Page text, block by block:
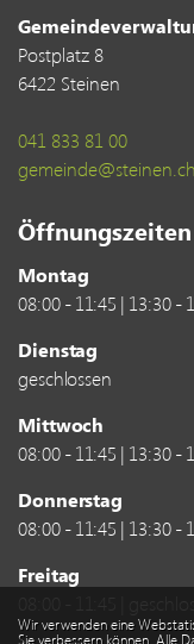
Postplatz 8
6422 Steinen
041 833 81 00
gemeinde@steinen.ch
Öffnungszeiten
Montag
08:00 - 11:45 | 13:30 -
Dienstag
geschlossen
Mittwoch
08:00 - 11:45 | 13:30 -
Donnerstag
08:00 - 11:45 | 13:30 -
Freitag
Webstatistik
Wir verwenden eine
Sie verbessern können. Alle